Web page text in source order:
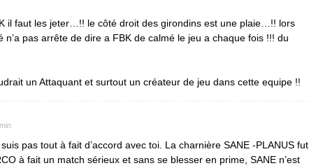
il faut les jeter…!! le côté droit des girondins est une plaie…!! lors
n’a pas arrête de dire a FBK de calmé le jeu a chaque fois !!! du
un Attaquant et surtout un créateur de jeu dans cette equipe !!
pas tout à fait d’accord avec toi. La charnière SANE -PLANUS fut
à fait un match sérieux et sans se blesser en prime, SANE n’est